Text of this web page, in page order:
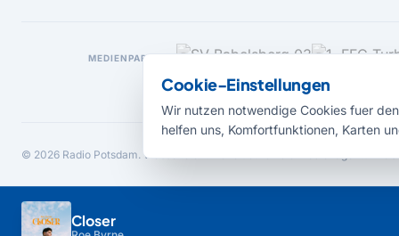
Closer
MEDIENPARTNER
© 2026 Radio Potsdam. Webseite entwickelt durch dieMedienagentur
Cookie-Einstellungen
Wir nutzen notwendige Cookies fuer
helfen uns, Komfortfunktionen, Karten